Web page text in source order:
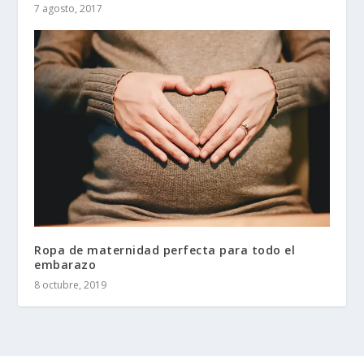
7 agosto, 2017
Ropa de maternidad perfecta para todo el
embarazo
8 octubre, 2019